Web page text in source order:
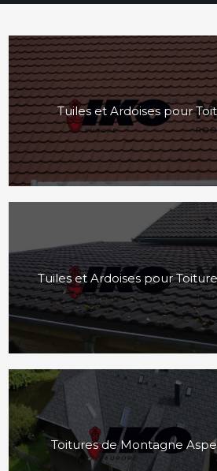
Tuiles et Ardoises pour
Tuiles et Ardoises pour
Toitures de Montagne